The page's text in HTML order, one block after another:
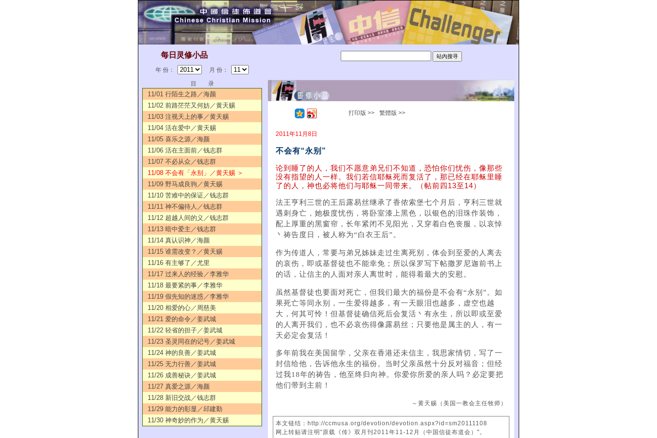
每日灵修小品
年 份：
月 份：
目 录
11/01 行陌生之路／海颜
11/02 前路茫茫又何妨／黄天赐
11/03 注视天上的事／黄天赐
11/04 活在爱中／黄天赐
11/05 喜乐之源／海颜
11/06 活在主面前／钱志群
11/07 不必从众／钱志群
11/08 不会有「永别」／黄天赐 ＞
11/09 野马成良驹／黄天赐
11/10 苦难中的保证／钱志群
11/11 神不偏待人／钱志群
11/12 超越人间的义／钱志群
11/13 暗中爱主／钱志群
11/14 真认识神／海颜
11/15 谁需改变？／黄天赐
11/16 有主够了／尤里
11/17 过来人的经验／李雅华
11/18 最要紧的事／李雅华
11/19 假先知的迷惑／李雅华
11/20 相爱的心／周慈美
11/21 爱的命令／姜武城
11/22 轻省的担子／姜武城
11/23 圣灵同在的记号／姜武城
11/24 神的良善／姜武城
11/25 无力行善／姜武城
11/26 成善秘诀／姜武城
11/27 真爱之源／海颜
11/28 新旧交战／钱志群
11/29 能力的彰显／邱建勤
11/30 神奇妙的作为／黄天赐
打印版 >> 繁體版 >>
2011年11月8日
不会有“永别”
论到睡了的人，我们不愿意弟兄们不知道，恐怕你们忧伤，像那些
没有指望的人一样。我们若信耶稣死而复活了，那已经在耶稣里睡
了的人，神也必将他们与耶稣一同带来。（帖前四13至14）
法王亨利三世的王后露易丝继承了香侬索堡七个月后，亨利三世就
遇刺身亡，她极度忧伤，将卧室漆上黑色，以银色的泪珠作装饰，
配上厚重的黑窗帘，长年紧闭不见阳光，又穿着白色丧服，以哀悼
丶祷告度日，被人称为“白衣王后”。
作为传道人，常要与弟兄姊妹走过生离死别，体会到至爱的人离去
的哀伤，即或基督徒也不能幸免；所以保罗写下帖撒罗尼迦前书上
的话，让信主的人面对亲人离世时，能得着最大的安慰。
虽然基督徒也要面对死亡，但我们最大的福份是不会有“永别”。如
果死亡等同永别，一生爱得越多，有一天眼泪也越多，虚空也越
大，何其可怜！但基督徒确信死后会复活丶有永生，所以即或至爱
的人离开我们，也不必哀伤得像露易丝；只要他是属主的人，有一
天必定会复活！
多年前我在美国留学，父亲在香港还未信主，我思家情切，写了一
封信给他，告诉他永生的福份。当时父亲虽然十分反对福音；但经
过我18年的祷告，他至终归向神。你爱你所爱的亲人吗？必定要把
他们带到主前！
～黄天赐（美国一教会主任牧师）
本文链结：http://ccmusa.org/devotion/devotion.aspx?id=sm20111108
网上转贴请注明"原载《传》双月刊2011年11-12月（中国信徒布道会）"。